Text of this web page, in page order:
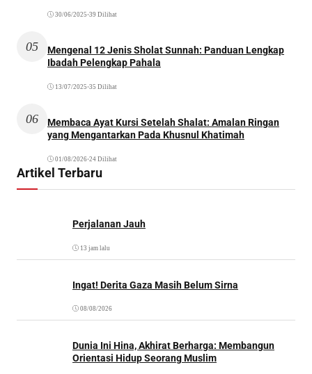
30/06/2025 •39 Dilihat
05
Mengenal 12 Jenis Sholat Sunnah: Panduan Lengkap
Ibadah Pelengkap Pahala
13/07/2025 •35 Dilihat
06
Membaca Ayat Kursi Setelah Shalat: Amalan Ringan
yang Mengantarkan Pada Khusnul Khatimah
01/08/2026•24 Dilihat
Artikel Terbaru
Perjalanan Jauh
13 jam lalu
Ingat! Derita Gaza Masih Belum Sirna
08/08/2026
Dunia Ini Hina, Akhirat Berharga: Membangun
Orientasi Hidup Seorang Muslim